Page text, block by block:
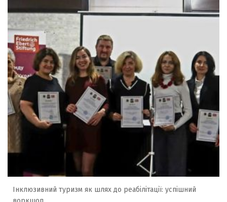
Інклюзивний туризм як шлях до реабілітації: успішний